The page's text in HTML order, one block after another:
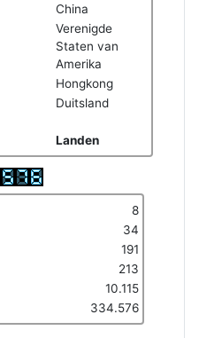
China
Verenigde
Staten van
Amerika
Hongkong
Duitsland
Landen
8
34
191
213
10.115
334.576